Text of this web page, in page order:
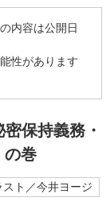
内容は公開日
性があります
密保持義務・
の巻
ト／今井ヨージ